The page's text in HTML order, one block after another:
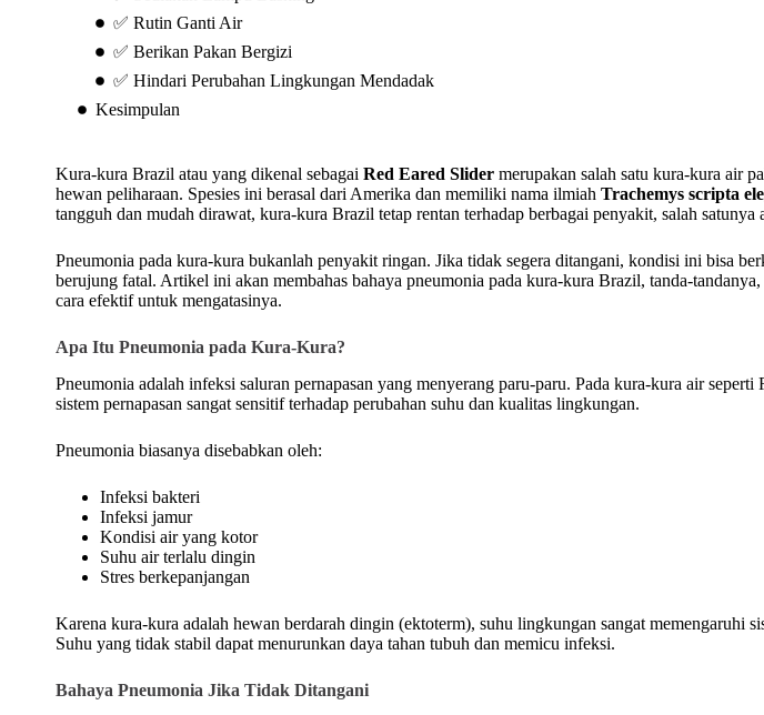
✅ Rutin Ganti Air
✅ Berikan Pakan Bergizi
✅ Hindari Perubahan Lingkungan Mendadak
Kesimpulan
Kura-kura Brazil atau yang dikenal sebagai Red Eared Slider merupakan salah satu kura-kura air
hewan peliharaan. Spesies ini berasal dari Amerika dan memiliki nama ilmiah Trachemys scripta
tangguh dan mudah dirawat, kura-kura Brazil tetap rentan terhadap berbagai penyakit, salah satunya
Pneumonia pada kura-kura bukanlah penyakit ringan. Jika tidak segera ditangani, kondisi ini bisa
berujung fatal. Artikel ini akan membahas bahaya pneumonia pada kura-kura Brazil, tanda-tandanya,
cara efektif untuk mengatasinya.
Apa Itu Pneumonia pada Kura-Kura?
Pneumonia adalah infeksi saluran pernapasan yang menyerang paru-paru. Pada kura-kura air seperti
sistem pernapasan sangat sensitif terhadap perubahan suhu dan kualitas lingkungan.
Pneumonia biasanya disebabkan oleh:
Infeksi bakteri
Infeksi jamur
Kondisi air yang kotor
Suhu air terlalu dingin
Stres berkepanjangan
Karena kura-kura adalah hewan berdarah dingin (ektoterm), suhu lingkungan sangat memengaruhi
Suhu yang tidak stabil dapat menurunkan daya tahan tubuh dan memicu infeksi.
Bahaya Pneumonia Jika Tidak Ditangani